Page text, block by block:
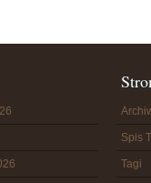
Spis
Tagi